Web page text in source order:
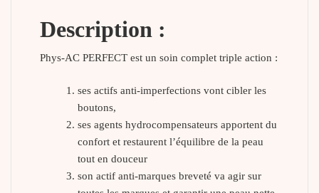
Description :
Phys-AC PERFECT est un soin complet triple action :
ses actifs anti-imperfections vont cibler les
boutons,
ses agents hydrocompensateurs apportent du
confort et restaurent l’équilibre de la peau
tout en douceur
son actif anti-marques breveté va agir sur